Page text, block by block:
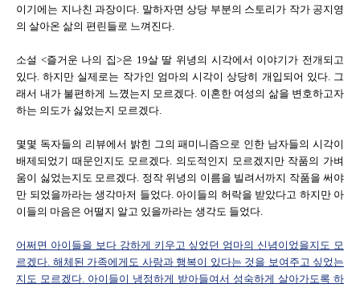
이기에는 지나친 과장이다. 말하자면 상당 부분의 스토리가 작가 공지영
의 살아온 삶의 편린들로 느껴진다.
소설 <즐거운 나의 집>은 19살 딸 위녕의 시각에서 이야기가 전개되고
있다. 하지만 실제로는 작가인 엄마의 시각이 상당히 개입되어 있다. 그
래서 내가 불편하게 느꼈는지 모르겠다. 이혼한 여성의 삶을 변호하고자
하는 의도가 싫었는지 모르겠다.
몇몇 독자들의 리뷰에서 밝힌 그의 패미니즘으로 인한 남자들의 시각이
배제되었기 때문인지도 모르겠다. 의도적인지 모르겠지만 작품의 가벼
움이 싫었는지도 모르겠다. 정작 위녕의 이름을 빌려서까지 작품을 써야
만 되었을까라는 생각마저 들었다. 아이들의 허락을 받았다고 하지만 아
이들의 마음은 어떨지 알고 있을까라는 생각도 들었다.
어쩌면 아이들을 보다 강하게 키우고 싶었던 엄마의 신념이었을지도 모
르겠다. 해체된 가족에게도 사랑과 행복이 있다는 것을 보여주고 싶었는
지도 모르겠다. 아이들이 냉정하게 받아들여서 성숙하게 살아가도록 하